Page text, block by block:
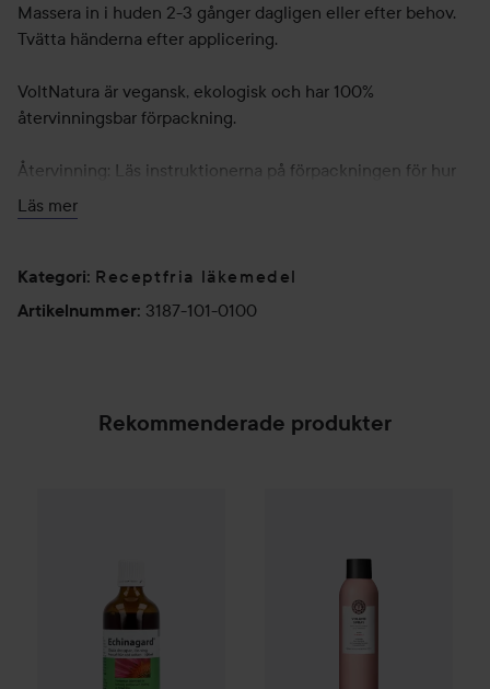
Massera in i huden 2-3 gånger dagligen eller efter behov.
Tvätta händerna efter applicering.
VoltNatura är vegansk, ekologisk och har 100%
återvinningsbar förpackning.
Återvinning: Läs instruktionerna på förpackningen för hur
du återvinner.
Massera in i huden 2-3 gånger dagligen eller efter behov.
Tvätta händerna efter applicering.
Läs mer
Kategori: Receptfria läkemedel
Artikelnummer: 3187-101-0100
Rekommenderade produkter